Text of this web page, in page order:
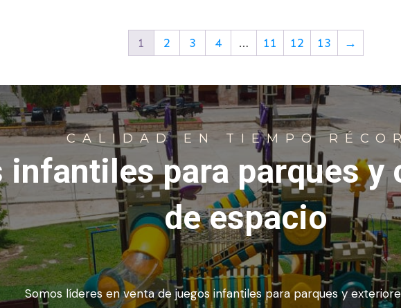
1 2 3 4 … 11 12 13 →
CALIDAD EN TIEMPO
infantiles para parques y
de espacio
Somos líderes en venta de juegos infantiles para parques y